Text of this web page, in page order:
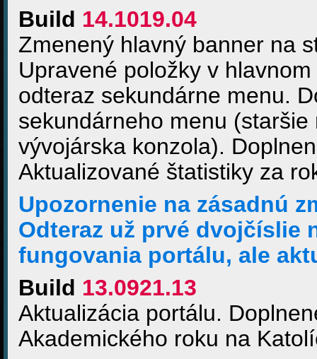
Build 14.1019.04
Zmenený hlavný banner na
Upravené položky v
odteraz sekundárne menu.
sekundárneho menu
vývojárska konzola).
Aktualizované štatistiky za
Upozornenie na zásadnú
Odteraz už prvé dvojčíslie
fungovania portálu, ale
Build 13.0921.13
Aktualizácia portálu.
Akademického roku na